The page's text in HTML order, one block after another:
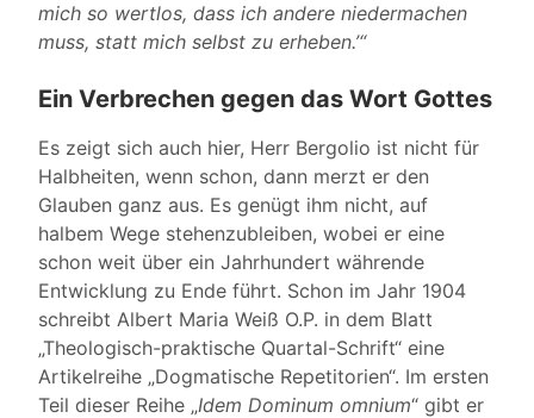
mich so wertlos, dass ich andere niedermachen
muss, statt mich selbst zu erheben.’“
Ein Verbrechen gegen das Wort Gottes
Es zeigt sich auch hier, Herr Bergolio ist nicht für
Halbheiten, wenn schon, dann merzt er den
Glauben ganz aus. Es genügt ihm nicht, auf
halbem Wege stehenzubleiben, wobei er eine
schon weit über ein Jahrhundert währende
Entwicklung zu Ende führt. Schon im Jahr 1904
schreibt Albert Maria Weiß O.P. in dem Blatt
„Theologisch-praktische Quartal-Schrift“ eine
Artikelreihe „Dogmatische Repetitorien“. Im ersten
Teil dieser Reihe „Idem Dominum omnium“ gibt er